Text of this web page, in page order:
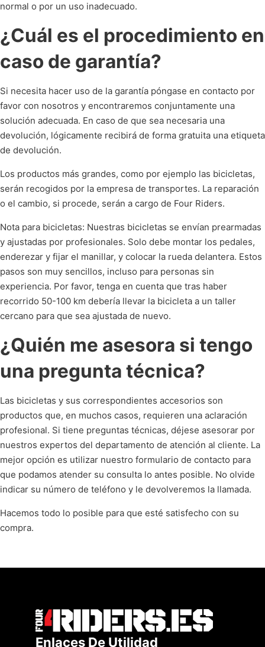
normal o por un uso inadecuado.
¿Cuál es el procedimiento en
caso de garantía?
Si necesita hacer uso de la garantía póngase en contacto por
favor con nosotros y encontraremos conjuntamente una
solución adecuada. En caso de que sea necesaria una
devolución, lógicamente recibirá de forma gratuita una etiqueta
de devolución.
Los productos más grandes, como por ejemplo las bicicletas,
serán recogidos por la empresa de transportes. La reparación
o el cambio, si procede, serán a cargo de Four Riders.
Nota para bicicletas: Nuestras bicicletas se envían prearmadas
y ajustadas por profesionales. Solo debe montar los pedales,
enderezar y fijar el manillar, y colocar la rueda delantera. Estos
pasos son muy sencillos, incluso para personas sin
experiencia. Por favor, tenga en cuenta que tras haber
recorrido 50-100 km debería llevar la bicicleta a un taller
cercano para que sea ajustada de nuevo.
¿Quién me asesora si tengo
una pregunta técnica?
Las bicicletas y sus correspondientes accesorios son
productos que, en muchos casos, requieren una aclaración
profesional. Si tiene preguntas técnicas, déjese asesorar por
nuestros expertos del departamento de atención al cliente. La
mejor opción es utilizar nuestro formulario de contacto para
que podamos atender su consulta lo antes posible. No olvide
indicar su número de teléfono y le devolveremos la llamada.
Hacemos todo lo posible para que esté satisfecho con su
compra.
Enlaces De Utilidad